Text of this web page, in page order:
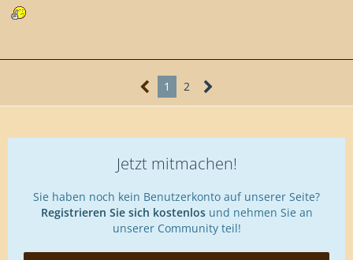
1 2
Jetzt mitmachen!
Sie haben noch kein Benutzerkonto auf unserer Seite?
Registrieren Sie sich kostenlosund nehmen Sie an
unserer Community teil!